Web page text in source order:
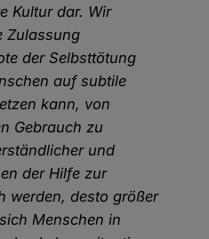
Kultur dar. Wir
Zulassung
der Selbsttötung
auf subtile
kann, von
Gebrauch zu
und
der Hilfe zur
werden, desto größer
Menschen in